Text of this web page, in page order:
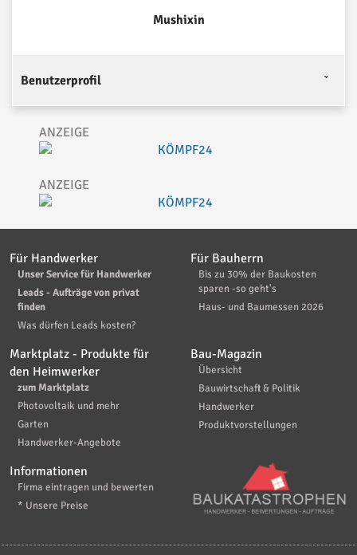
Mushixin
Benutzerprofil
Für Handwerker
Unser Service für Handwerker
Leads - Aufträge von privat
finden
Was dürfen Leads kosten?
Für Bauherrn
Bis zu 30% der Baukosten
sparen -so geht's
Haus- und Baumessen 2026
Marktplatz - Produkte für
den Heimwerker
zum Marktplatz
Photovoltaik und mehr
Garten
Handwerker-Angebote
Bau-Magazin
Übersicht
Bauwirtschaft & Politik
Handwerker
Produktvorstellungen
Informationen
Firma eintragen und bewerten
* Unsere Preise